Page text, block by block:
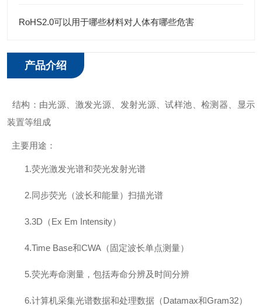
RoHS2.0可以用于哪些材料对人体有哪些危害
产品介绍
结构： 由光源、激发光源、发射光源、试样池、检测器、显示
装置等组成
主要用途：
1.荧光激发光谱和荧光发射光谱
2.同步荧光（波长和能量）扫描光谱
3.3D（Ex Em Intensity）
4.Time Base和CWA（固定波长单点测量）
5.荧光寿命测量，包括寿命分辨及时间分辨
6.计算机采集光谱数据和处理数据（Datamax和Gram32）